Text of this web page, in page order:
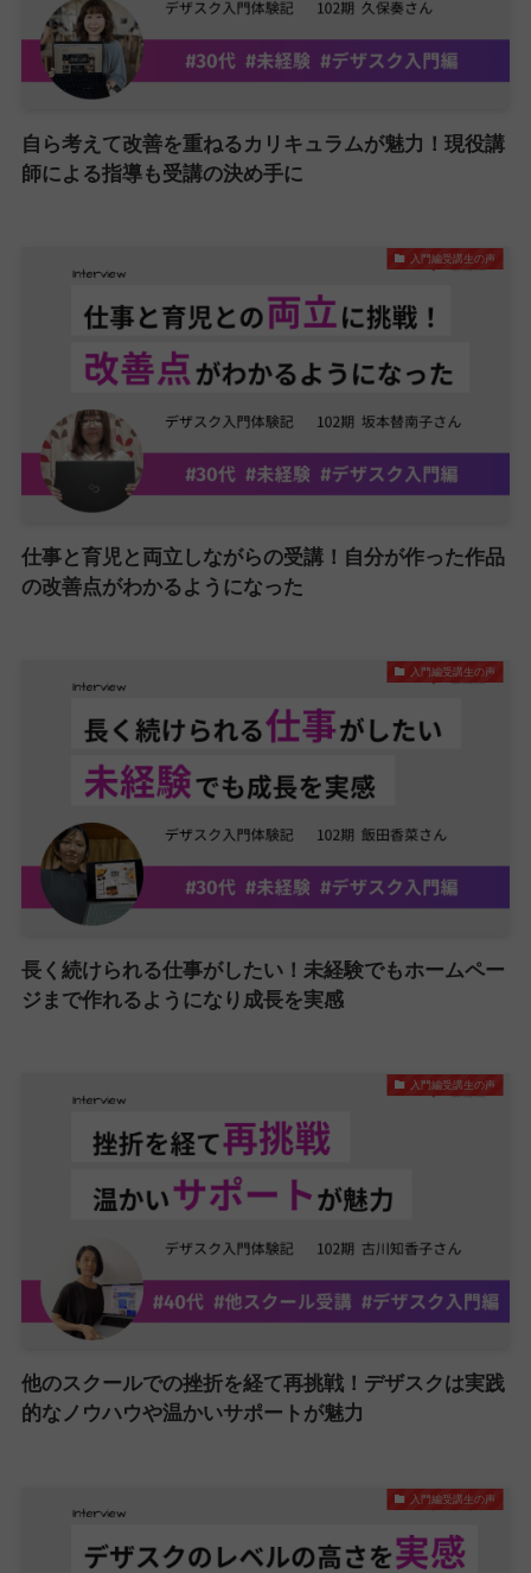
自ら考えて改善を重ねるカリキュラムが魅力！現役講
師による指導も受講の決め手に
入門編受講生の声
仕事と育児と両立しながらの受講！自分が作った作品
の改善点がわかるようになった
入門編受講生の声
長く続けられる仕事がしたい！未経験でもホームペー
ジまで作れるようになり成長を実感
入門編受講生の声
他のスクールでの挫折を経て再挑戦！デザスクは実践
的なノウハウや温かいサポートが魅力
入門編受講生の声